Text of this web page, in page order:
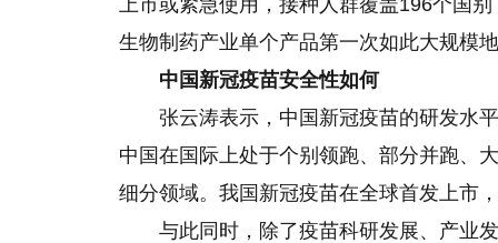
上市或紧急使用，接种人群覆盖196个国
生物制药产业单个产品第一次如此大规模
中国新冠疫苗安全性如何
张云涛表示，中国新冠疫苗的研发水
中国在国际上处于个别领跑、部分并跑、
细分领域。我国新冠疫苗在全球首发上市
与此同时，除了疫苗科研发展、产业